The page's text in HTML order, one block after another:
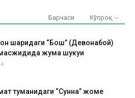
Барчаси Кўпроқ
шаҳридаги “Бош” (Девонабой)
жума шукуҳи
туманидаги “Сунна” жоме